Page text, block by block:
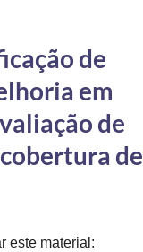
de
em
de
de
este material: